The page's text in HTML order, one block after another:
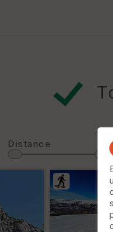
Distance